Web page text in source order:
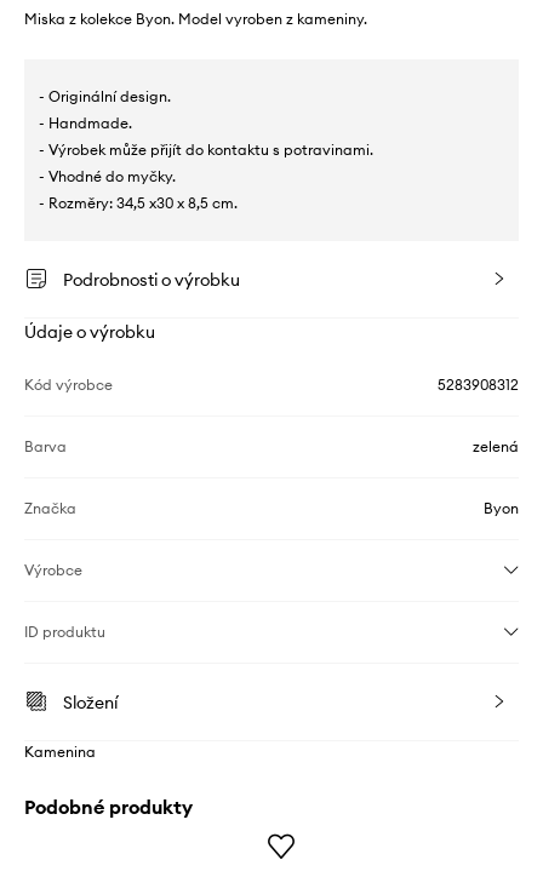
Miska z kolekce Byon. Model vyroben z kameniny.
- Originální design.
- Handmade.
- Výrobek může přijít do kontaktu s potravinami.
- Vhodné do myčky.
- Rozměry: 34,5 x30 x 8,5 cm.
Podrobnosti o výrobku
Údaje o výrobku
Kód výrobce 5283908312
Barva zelená
Značka Byon
Výrobce
ID produktu
Složení
Kamenina
Podobné produkty